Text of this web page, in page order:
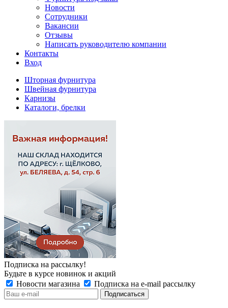
Новости
Сотрудники
Вакансии
Отзывы
Написать руководителю компании
Контакты
Вход
Шторная фурнитура
Швейная фурнитура
Карнизы
Каталоги, брелки
Подписка на рассылку!
Будьте в курсе новинок и акций
Новости магазина
Подписка на e-mail рассылку